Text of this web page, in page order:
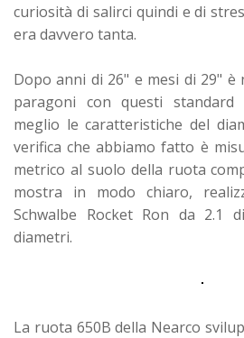
curiosità di salirci quindi e di
era davvero tanta.
Dopo anni di 26" e mesi di 29"
paragoni con questi standard
meglio le caratteristiche del
verifica che abbiamo fatto è
metrico al suolo della ruota
mostra in modo chiaro,
Schwalbe Rocket Ron da 2.1
diametri.
La ruota 650B della Nearco